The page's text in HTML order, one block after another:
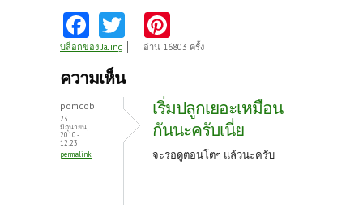
Fa
ce
b
o
k
w
itt
nt
es
t
บล็อกของ JaJing อ่าน 16803 ครั้ง
ความเห็น
pomcob
23
มิถุนายน,
2010 -
12:23
permalink
เริ่มปลูกเยอะเหมือน
กันนะครับเนี่ย
จะรอดูตอนโตๆ แล้วนะครับ